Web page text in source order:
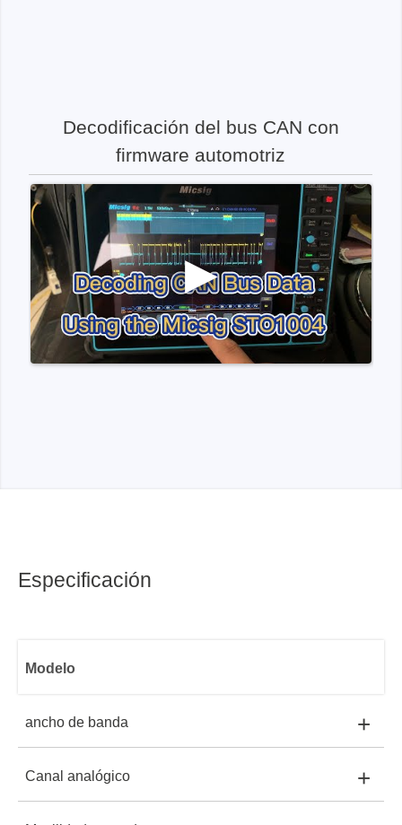
Decodificación del bus CAN con
firmware automotriz
Especificación
Modelo
ATO3004
ancho de banda
ATO3004: 300 MHz
+
Canal analógico +